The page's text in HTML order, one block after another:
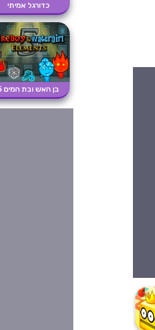
כדורגל אמיתי
בן האש ובת המים 5